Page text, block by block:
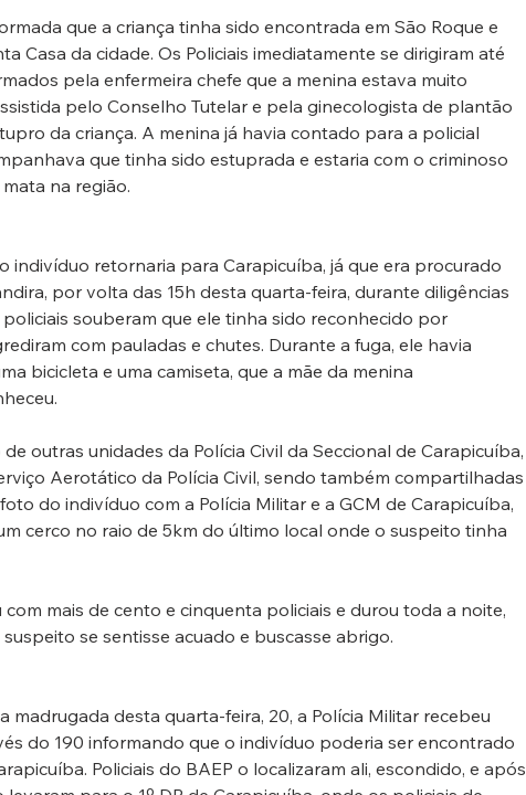
que a criança tinha sido encontrada em São Roque e
Casa da cidade. Os Policiais imediatamente se dirigiram até
pela enfermeira chefe que a menina estava muito
pelo Conselho Tutelar e pela ginecologista de plantão
da criança. A menina já havia contado para a policial
que tinha sido estuprada e estaria com o criminoso
na região.
indivíduo retornaria para Carapicuíba, já que era procurado
por volta das 15h desta quarta-feira, durante diligências
souberam que ele tinha sido reconhecido por
com pauladas e chutes. Durante a fuga, ele havia
bicicleta e uma camiseta, que a mãe da menina
outras unidades da Polícia Civil da Seccional de Carapicuíba,
Aerotático da Polícia Civil, sendo também compartilhadas
do indivíduo com a Polícia Militar e a GCM de Carapicuíba,
cerco no raio de 5km do último local onde o suspeito tinha
mais de cento e cinquenta policiais e durou toda a noite,
se sentisse acuado e buscasse abrigo.
madrugada desta quarta-feira, 20, a Polícia Militar recebeu
do 190 informando que o indivíduo poderia ser encontrado
Policiais do BAEP o localizaram ali, escondido, e após